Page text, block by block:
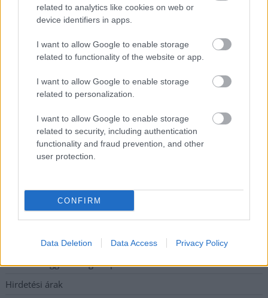
related to analytics like cookies on web or
device identifiers in apps.
I want to allow Google to enable storage
related to functionality of the website or app.
I want to allow Google to enable storage
related to personalization.
I want to allow Google to enable storage
related to security, including authentication
functionality and fraud prevention, and other
user protection.
CONFIRM
Data Deletion Data Access Privacy Policy
fokokkal
Közzétették a szakértői állásfoglalást, a Fiumei úti fák
többsége szakszerűen már nem ápolható
A MÚOSZ sajtódíjának második helyét nyerte el a Borsod24 és
a Paraméter közös riportfilmje a Sajó szennyezéséről
Tánccal, zeneszóval és vásárral telik meg Jászberény, indul a
Csángó Fesztivál
Meghosszabbított hőségriasztás és vízkorlátozások, a
mezőtúri kórházban leállt a klíma
Elérhetőség
Adatkezelési tájékoztató
Etikai és függetlenségi alapelvek
Hirdetési árak